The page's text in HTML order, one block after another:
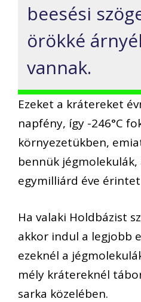
beesési
örökké
vannak.
Ezeket a krátereket
napfény, így -246°C
környezetükben,
bennük
egymilliárd éve
Ha valaki Holdbázist
akkor indul a legjobb
ezeknél a
mély krátereknél
sarka közelében.